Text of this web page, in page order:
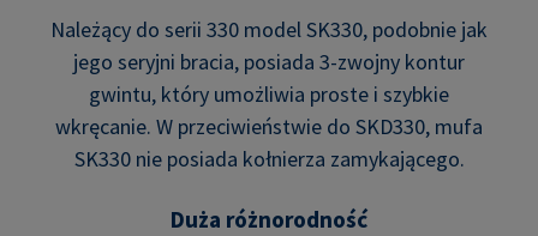
Należący do serii 330 model SK330, podobnie jak
jego seryjni bracia, posiada 3-zwojny kontur
gwintu, który umożliwia proste i szybkie
wkręcanie. W przeciwieństwie do SKD330, mufa
SK330 nie posiada kołnierza zamykającego.
Duża różnorodność